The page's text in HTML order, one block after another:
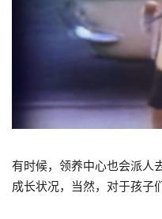
有时候，领养中心也会派人
成长状况，当然，对于孩子